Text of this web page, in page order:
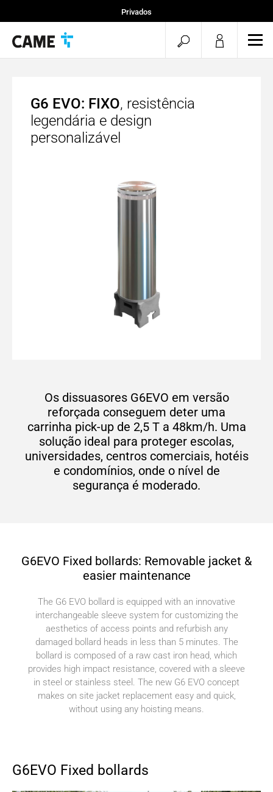
Privados
pesquisa
aberta
G6 EVO: FIXO, resistência
legendária e design
personalizável
Os dissuasores G6EVO em versão
reforçada conseguem deter uma
carrinha pick-up de 2,5 T a 48km/h. Uma
solução ideal para proteger escolas,
universidades, centros comerciais, hotéis
e condomínios, onde o nível de
segurança é moderado.
G6EVO Fixed bollards: Removable jacket &
easier maintenance
The G6 EVO bollard is equipped with an innovative
interchangeable sleeve system for customizing the
aesthetics of access points and refurbish any
damaged bollard heads in less than 5 minutes. The
bollard is composed of a raw cast iron head, which
provides high impact resistance, covered with a sleeve
in steel or stainless steel. The new G6 EVO concept
makes on site jacket replacement easy and quick,
without using any hoisting means.
G6EVO Fixed bollards